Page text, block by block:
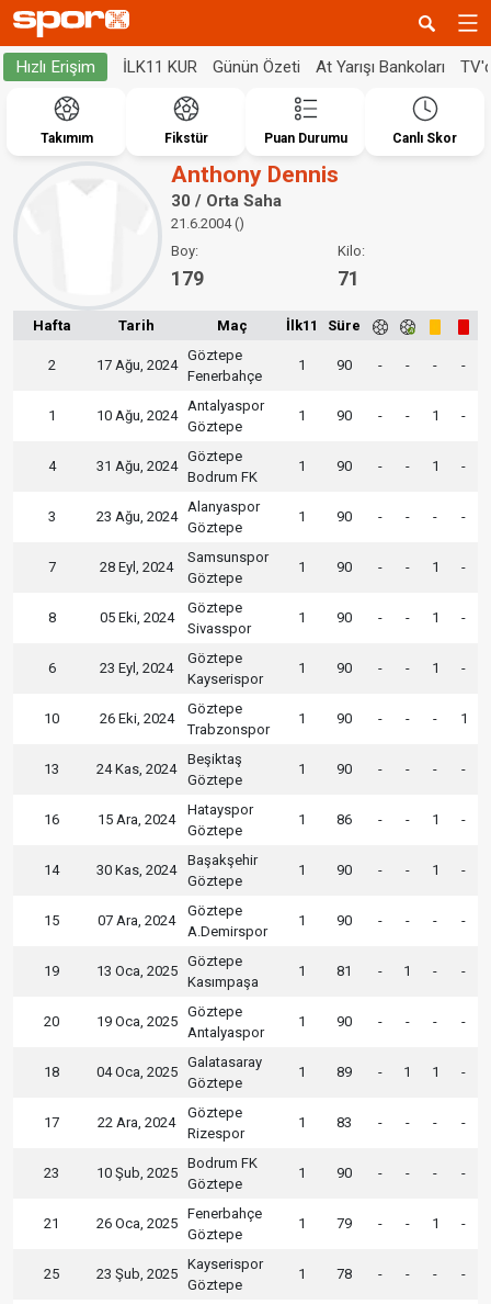
Hızlı Erişim İLK11 KUR Günün Özeti At Yarışı Bankoları
Takımım Fikstür Puan Durumu Canlı Skor
Anthony Dennis
30 / Orta Saha
21.6.2004 ()
Boy:
179
Kilo:
71
Hafta Tarih Maç İlk11 Süre
2 17 Ağu, 2024
Göztepe
Fenerbahçe
1 90 - - - -
1 10 Ağu, 2024
Antalyaspor
Göztepe
1 90 - - 1 -
4 31 Ağu, 2024
Göztepe
Bodrum FK
1 90 - - 1 -
3 23 Ağu, 2024
Alanyaspor
Göztepe
1 90 - - - -
7 28 Eyl, 2024
Samsunspor
Göztepe
1 90 - - 1 -
8 05 Eki, 2024
Göztepe
Sivasspor
1 90 - - 1 -
6 23 Eyl, 2024
Göztepe
Kayserispor
1 90 - - 1 -
10 26 Eki, 2024
Göztepe
Trabzonspor
1 90 - - - 1
13 24 Kas, 2024
Beşiktaş
Göztepe
1 90 - - - -
16 15 Ara, 2024
Hatayspor
Göztepe
1 86 - - 1 -
14 30 Kas, 2024
Başakşehir
Göztepe
1 90 - - 1 -
15 07 Ara, 2024
Göztepe
A.Demirspor
1 90 - - - -
19 13 Oca, 2025
Göztepe
Kasımpaşa
1 81 - 1 - -
20 19 Oca, 2025
Göztepe
Antalyaspor
1 90 - - - -
18 04 Oca, 2025
Galatasaray
Göztepe
1 89 - 1 1 -
17 22 Ara, 2024
Göztepe
Rizespor
1 83 - - - -
23 10 Şub, 2025
Bodrum FK
Göztepe
1 90 - - - -
21 26 Oca, 2025
Fenerbahçe
Göztepe
1 79 - - 1 -
25 23 Şub, 2025
Kayserispor
Göztepe
1 78 - - - -